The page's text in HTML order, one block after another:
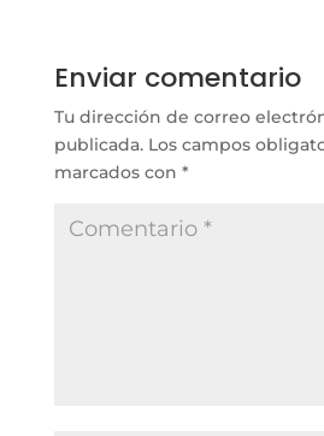
Enviar comentario
Tu dirección de correo
publicada. Los campos
marcados con *